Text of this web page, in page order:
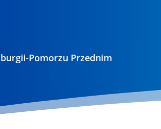
Pomorzu Przednim